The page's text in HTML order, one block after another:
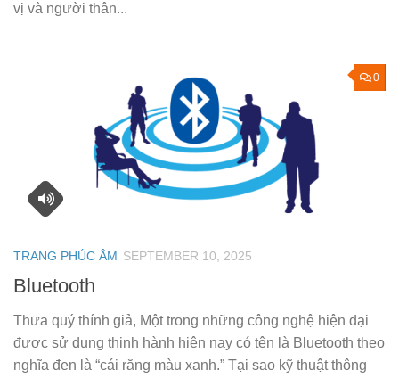
vị và người thân...
0
TRANG PHÚC ÂM SEPTEMBER 10, 2025
Bluetooth
Thưa quý thính giả, Một trong những công nghệ hiện đại
được sử dụng thịnh hành hiện nay có tên là Bluetooth theo
nghĩa đen là “cái răng màu xanh.” Tại sao kỹ thuật thông